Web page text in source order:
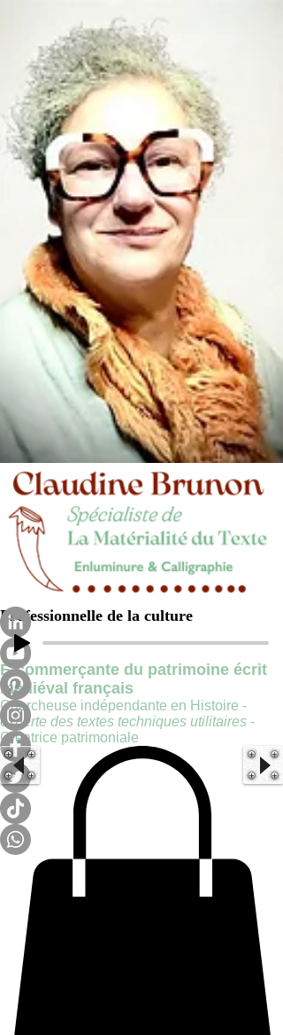
Professionnelle de la culture
E-commerçante du patrimoine écrit
médiéval français
Chercheuse indépendante en Histoire -
experte des textes techniques utilitaires -
Créatrice patrimoniale